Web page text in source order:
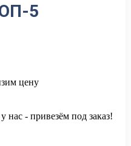
5
цену
нас - привезём под заказ!